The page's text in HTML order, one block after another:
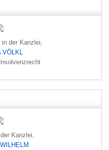
der Kanzlei,
Kanzlei,